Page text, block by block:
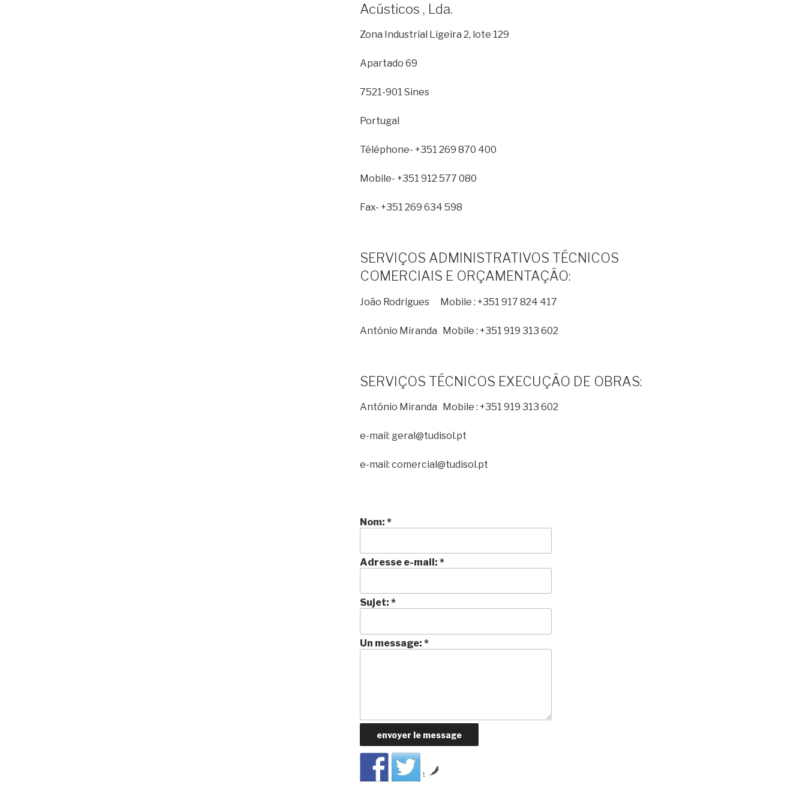
Acústicos , Lda.
Zona Industrial Ligeira 2, lote 129
Apartado 69
7521-901 Sines
Portugal
Téléphone- +351 269 870 400
Mobile- +351 912 577 080
Fax- +351 269 634 598
SERVIÇOS ADMINISTRATIVOS TÉCNICOS
COMERCIAIS E ORÇAMENTAÇÃO:
João Rodrigues Mobile : +351 917 824 417
António Miranda Mobile : +351 919 313 602
SERVIÇOS TÉCNICOS EXECUÇÃO DE OBRAS:
António Miranda Mobile : +351 919 313 602
e-mail: geral@tudisol.pt
e-mail: comercial@tudisol.pt
Nom: *
Adresse e-mail: *
Sujet: *
Un message: *
by